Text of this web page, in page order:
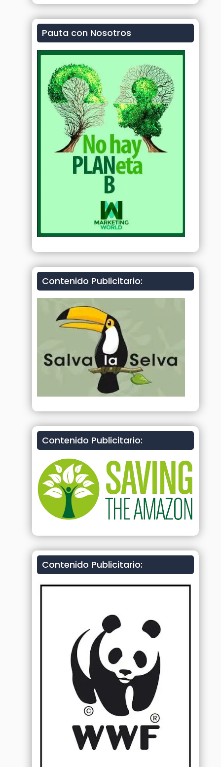
Pauta con Nosotros
Contenido Publicitario:
Contenido Publicitario:
Contenido Publicitario: